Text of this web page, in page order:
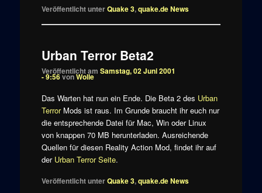
Veröffentlicht unterQuake 3,quake.de News
Urban Terror Beta2
Veröffentlicht am Samstag, 02 Juni 2001
- 9:56vonWolle
Das Warten hat nun ein Ende. Die Beta 2 des Urban
TerrorMods ist raus. Im Grunde braucht ihr euch nur
die entsprechende Datei für Mac, Win oder Linux
von knappen 70 MB herunterladen. Ausreichende
Quellen für diesen Reality Action Mod, findet ihr auf
der Urban Terror Seite.
Veröffentlicht unterQuake 3,quake.de News